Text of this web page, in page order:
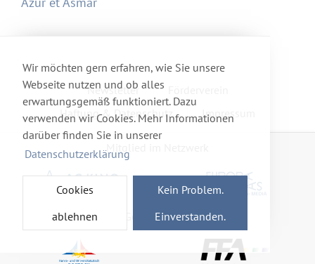
Wir möchten gern erfahren, wie Sie unsere
Webseite nutzen und ob alles
erwartungsgemäß funktioniert. Dazu
verwenden wir Cookies. Mehr Informationen
darüber finden Sie in unserer
Datenschutzerklärung
Cookies
ablehnen
Kein Problem.
Einverstanden.
Newsletter
Haftung & Datenschutz
Impressum
Gefördert von